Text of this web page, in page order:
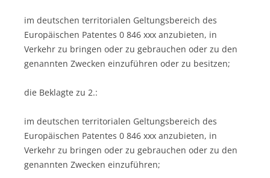
im deutschen territorialen Geltungsbereich des
Europäischen Patentes 0 846 xxx anzubieten, in
Verkehr zu bringen oder zu gebrauchen oder zu den
genannten Zwecken einzuführen oder zu besitzen;
die Beklagte zu 2.:
im deutschen territorialen Geltungsbereich des
Europäischen Patentes 0 846 xxx anzubieten, in
Verkehr zu bringen oder zu gebrauchen oder zu den
genannten Zwecken einzuführen;